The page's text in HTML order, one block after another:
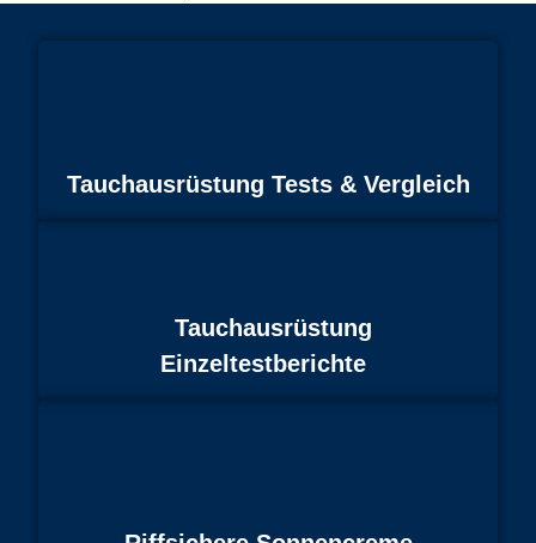
Tauchausrüstung Tests & Vergleich
Tauchausrüstung
Einzeltestberichte